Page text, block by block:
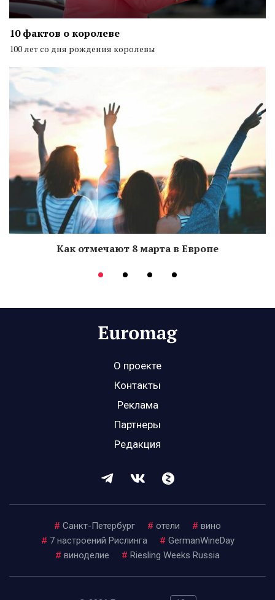
10 фактов о королеве
100 лет со дня рождения королевы
Как отмечают 8 марта в Европе
О проекте
Контакты
Реклама
Партнеры
Редакция
# Санкт-Петербург # отели # вино
# 7 настроений Рислинга # GermanWineDay
# виноделие # Riesling Weeks Russia